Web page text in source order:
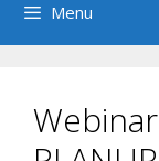
Menu